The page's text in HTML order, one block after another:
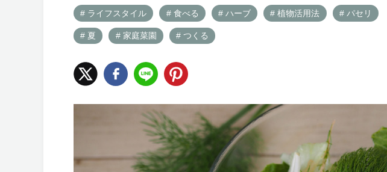
# ライフスタイル # 食べる # ハーブ # 植物活用法 # パセリ
# 夏 # 家庭菜園 # つくる